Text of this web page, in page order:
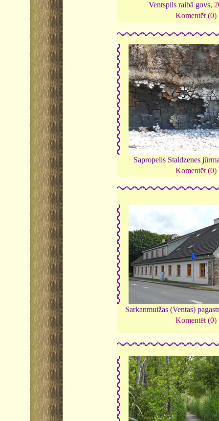
Ventspils raibā govs,
Komentēt (0)
Sapropelis Staldzenes
Komentēt (0)
Sarkanmuižas (Ventas)
Komentēt (0)